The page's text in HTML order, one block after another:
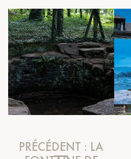
PRÉCÉDENT : LA